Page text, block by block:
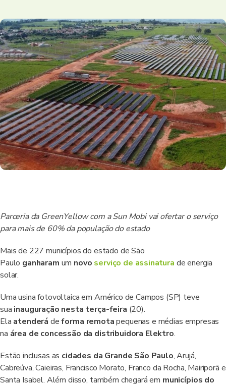
Parceria da GreenYellow com a Sun Mobi vai ofertar o serviço
para mais de 60% da população do estado
Mais de 227 municípios do estado de São
Paulo ganharam um novo serviço de assinatura de energia
solar.
Uma usina fotovoltaica em Américo de Campos (SP) teve
sua inauguração nesta terça-feira (20).
Ela atenderá deforma remotapequenas e médias empresas
na área de concessão da distribuidora Elektro.
Estão inclusas as cidades da Grande São Paulo, Arujá,
Cabreúva, Caieiras, Francisco Morato, Franco da Rocha, Mairiporã e
Santa Isabel. Além disso, também chegará em municípios do